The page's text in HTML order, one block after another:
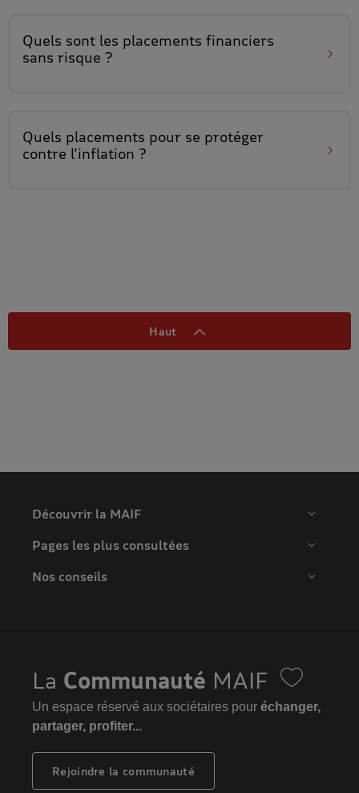
Quels sont les placements financiers
sans risque ?
Quels placements pour se protéger
contre l'inflation ?
Haut
Découvrir la MAIF
Pages les plus consultées
Nos conseils
La Communauté MAIF
Un espace réservé aux sociétaires pour échanger,
partager, profiter...
Rejoindre la communauté